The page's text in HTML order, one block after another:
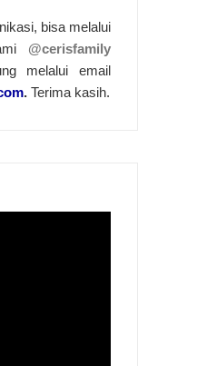
bisa melalui
@cerisfamily
melalui email
. Terima kasih.